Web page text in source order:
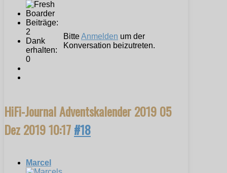
Beiträge:
2
Dank
erhalten:
0
BitteAnmelden um der
Konversation beizutreten.
HiFi-Journal Adventskalender 201905
Dez 2019 10:17#18
Marcel